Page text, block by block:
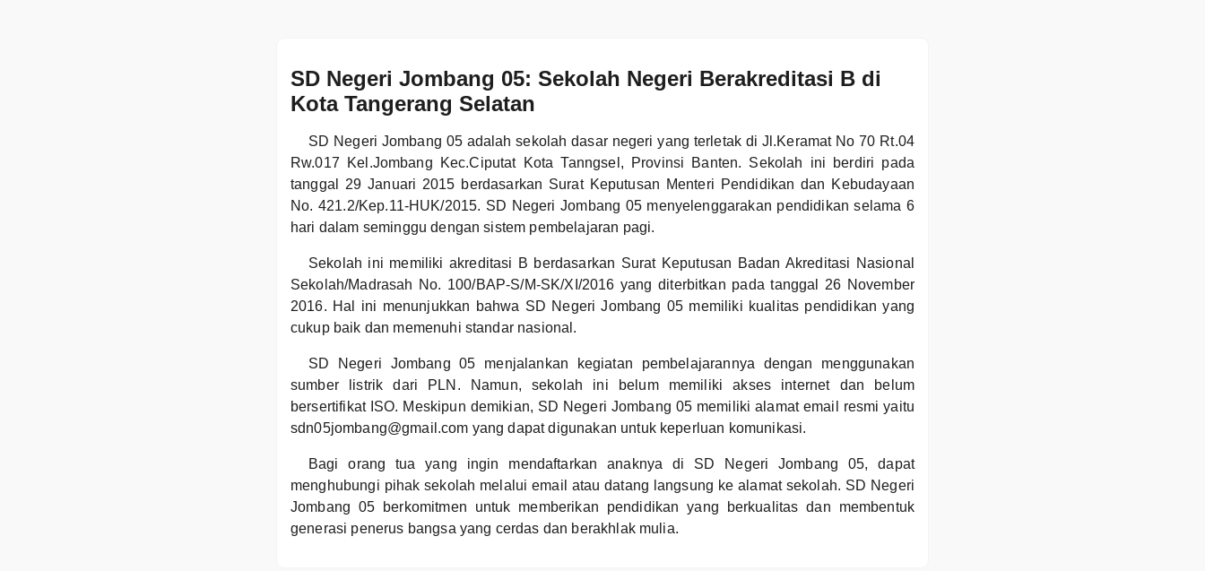
SD Negeri Jombang 05: Sekolah Negeri Berakreditasi B di
Kota Tangerang Selatan
SD Negeri Jombang 05 adalah sekolah dasar negeri yang terletak di Jl.Keramat No 70 Rt.04
Rw.017 Kel.Jombang Kec.Ciputat Kota Tanngsel, Provinsi Banten. Sekolah ini berdiri pada
tanggal 29 Januari 2015 berdasarkan Surat Keputusan Menteri Pendidikan dan Kebudayaan
No. 421.2/Kep.11-HUK/2015. SD Negeri Jombang 05 menyelenggarakan pendidikan selama 6
hari dalam seminggu dengan sistem pembelajaran pagi.
Sekolah ini memiliki akreditasi B berdasarkan Surat Keputusan Badan Akreditasi Nasional
Sekolah/Madrasah No. 100/BAP-S/M-SK/XI/2016 yang diterbitkan pada tanggal 26 November
2016. Hal ini menunjukkan bahwa SD Negeri Jombang 05 memiliki kualitas pendidikan yang
cukup baik dan memenuhi standar nasional.
SD Negeri Jombang 05 menjalankan kegiatan pembelajarannya dengan menggunakan
sumber listrik dari PLN. Namun, sekolah ini belum memiliki akses internet dan belum
bersertifikat ISO. Meskipun demikian, SD Negeri Jombang 05 memiliki alamat email resmi yaitu
sdn05jombang@gmail.com yang dapat digunakan untuk keperluan komunikasi.
Bagi orang tua yang ingin mendaftarkan anaknya di SD Negeri Jombang 05, dapat
menghubungi pihak sekolah melalui email atau datang langsung ke alamat sekolah. SD Negeri
Jombang 05 berkomitmen untuk memberikan pendidikan yang berkualitas dan membentuk
generasi penerus bangsa yang cerdas dan berakhlak mulia.